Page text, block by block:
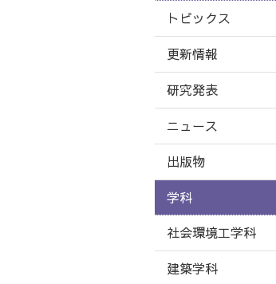
トピックス
更新情報
研究発表
ニュース
出版物
学科
社会環境工学科
建築学科